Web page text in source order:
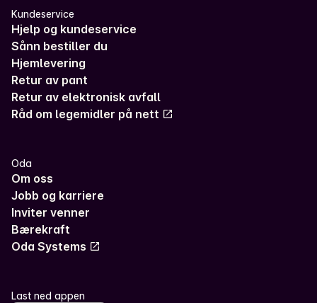
Kundeservice
Hjelp og kundeservice
Sånn bestiller du
Hjemlevering
Retur av pant
Retur av elektronisk avfall
Råd om legemidler på nett
Oda
Om oss
Jobb og karriere
Inviter venner
Bærekraft
Oda Systems
Last ned appen